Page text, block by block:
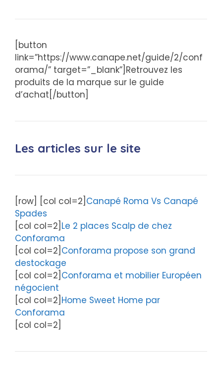
[button
link=”https://www.canape.net/guide/2/conf
orama/” target=”_blank”]Retrouvez les
produits de la marque sur le guide
d’achat[/button]
Les articles sur le site
[row] [col col=2] Canapé Roma Vs Canapé
Spades
[col col=2] Le 2 places Scalp de chez
Conforama
[col col=2] Conforama propose son grand
destockage
[col col=2] Conforama et mobilier Européen
négocient
[col col=2] Home Sweet Home par
Conforama
[col col=2]